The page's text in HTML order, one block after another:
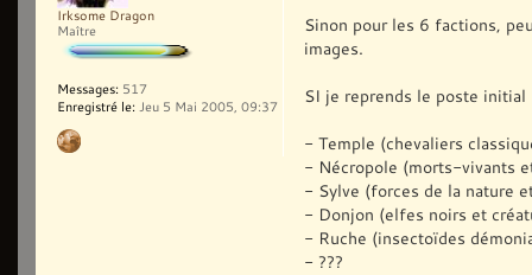
Sinon pour les 6 factions,
images.
SI je reprends le poste initial
- Temple (chevaliers
- Nécropole (morts-vivants
- Sylve (forces de la nature
- Donjon (elfes noirs et
- Ruche (insectoïdes
- ???
Irksome Dragon
Maître
Messages: 517
Enregistré le: Jeu 5 Mai 2005, 09:37